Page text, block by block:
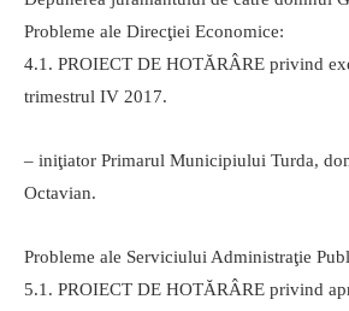
Probleme ale Direcţiei Economice:
4.1. PROIECT DE HOTĂRÂRE privind
trimestrul IV 2017.
– iniţiator Primarul Municipiului Turda,
Octavian.
Probleme ale Serviciului Administraţie
5.1. PROIECT DE HOTĂRÂRE privind